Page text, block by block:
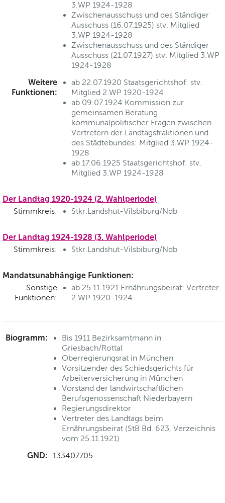
3.WP 1924-1928
Zwischenausschuss und des Ständiger
Ausschuss (16.07.1925) stv. Mitglied
3.WP 1924-1928
Zwischenausschuss und des Ständiger
Ausschuss (21.07.1927) stv. Mitglied 3.WP
1924-1928
Weitere
Funktionen:
ab 22.07.1920 Staatsgerichtshof: stv.
Mitglied 2.WP 1920-1924
ab 09.07.1924 Kommission zur
gemeinsamen Beratung
kommunalpolitischer Fragen zwischen
Vertretern der Landtagsfraktionen und
des Städtebundes: Mitglied 3.WP 1924-
1928
ab 17.06.1925 Staatsgerichtshof: stv.
Mitglied 3.WP 1924-1928
Der Landtag 1920-1924 (2. Wahlperiode)
Stimmkreis: Stkr.Landshut-Vilsbiburg/Ndb
Der Landtag 1924-1928 (3. Wahlperiode)
Stimmkreis: Stkr.Landshut-Vilsbiburg/Ndb
Mandatsunabhängige Funktionen:
Sonstige
Funktionen:
ab 25.11.1921 Ernährungsbeirat: Vertreter
2.WP 1920-1924
Biogramm:
Bis 1911 Bezirksamtmann in
Griesbach/Rottal
Oberregierungsrat in München
Vorsitzender des Schiedsgerichts für
Arbeiterversicherung in München
Vorstand der landwirtschaftlichen
Berufsgenossenschaft Niederbayern
Regierungsdirektor
Vertreter des Landtags beim
Ernährungsbeirat (StB Bd. 623, Verzeichnis
vom 25.11.1921)
GND: 133407705